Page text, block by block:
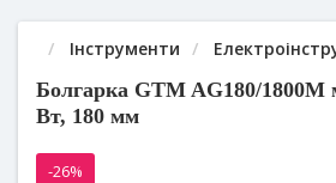
Інструменти
Болгарка GTM AG180/1800M
Вт, 180 мм
-26%